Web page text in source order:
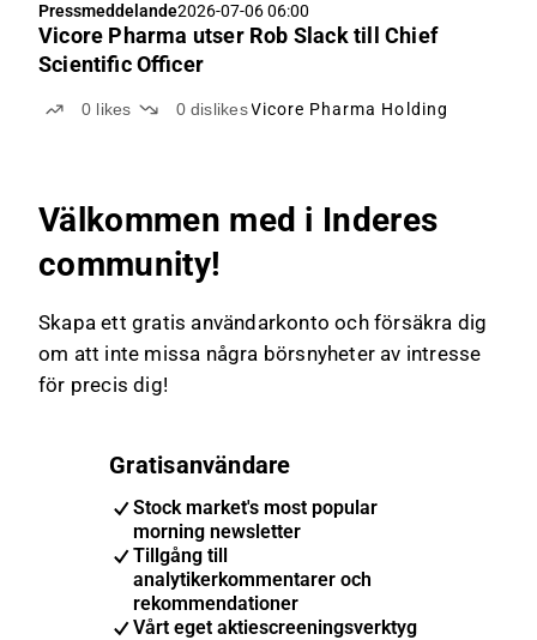
Pressmeddelande2026-07-06 06:00
Vicore Pharma utser Rob Slack till Chief
Scientific Officer
0 likes 0 dislikes Vicore Pharma Holding
Välkommen med i Inderes
community!
Skapa ett gratis användarkonto och försäkra dig
om att inte missa några börsnyheter av intresse
för precis dig!
Gratisanvändare
Stock market's most popular
morning newsletter
Tillgång till
analytikerkommentarer och
rekommendationer
Vårt eget aktiescreeningsverktyg